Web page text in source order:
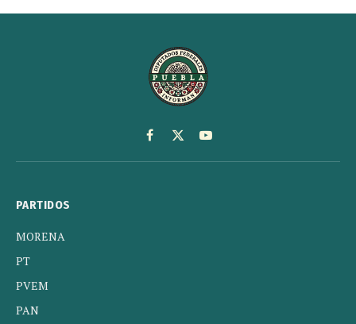
Facebook
X
(Twitter)
YouTube
PARTIDOS
MORENA
PT
PVEM
PAN